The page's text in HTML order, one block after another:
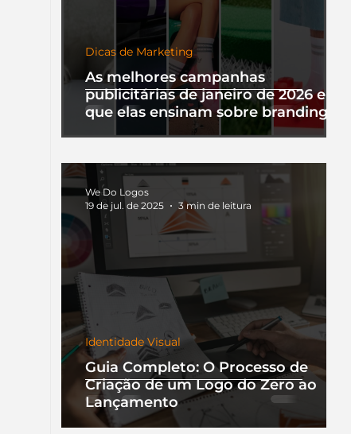
As melhores campanhas
publicitárias de janeiro de 2026 e o
que elas ensinam sobre branding
Dicas de Marketing
Guia Completo: O Processo de
Criação de um Logo do Zero ao
Lançamento
Identidade Visual
We Do Logos
19 de jul. de 2025
3 min de leitura